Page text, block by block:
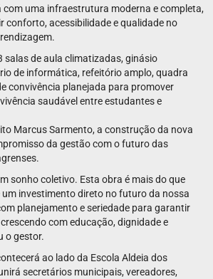
uma infraestrutura moderna e completa,
conforto, acessibilidade e qualidade no
salas de aula climatizadas, ginásio
de informática, refeitório amplo, quadra
convivência planejada para promover
saudável entre estudantes e
Marcus Sarmento, a construção da nova
da gestão com o futuro das
sonho coletivo. Esta obra é mais do que
investimento direto no futuro da nossa
planejamento e seriedade para garantir
com educação, dignidade e
o gestor.
ao lado da Escola Aldeia dos
secretários municipais, vereadores,